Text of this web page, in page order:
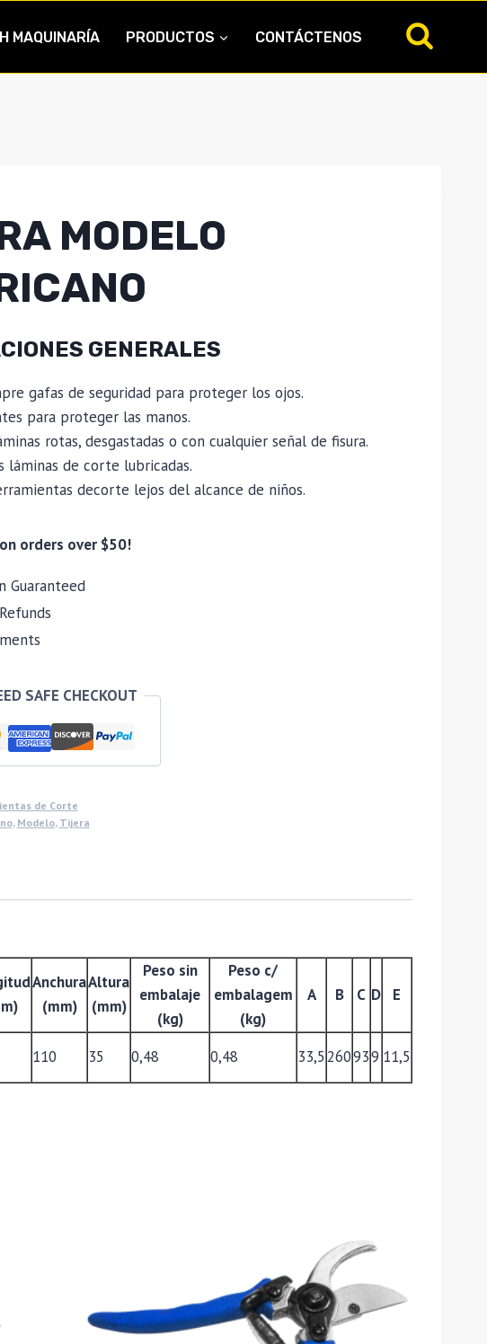
MAQUINARÍA PRODUCTOS CONTÁCTENOS
MODELO
GENERALES
gafas de seguridad para proteger los ojos.
para proteger las manos.
rotas, desgastadas o con cualquier señal de fisura.
láminas de corte lubricadas.
decorte lejos del alcance de niños.
orders over $50!
Guaranteed
SAFE CHECKOUT
de Corte
, Modelo, Tijera
Anchura
(mm)
Altura
(mm)
Peso sin
embalaje
(kg)
Peso c/
embalagem
(kg)
A B C D E
110 35 0,48 0,48 33,5260939 11,5